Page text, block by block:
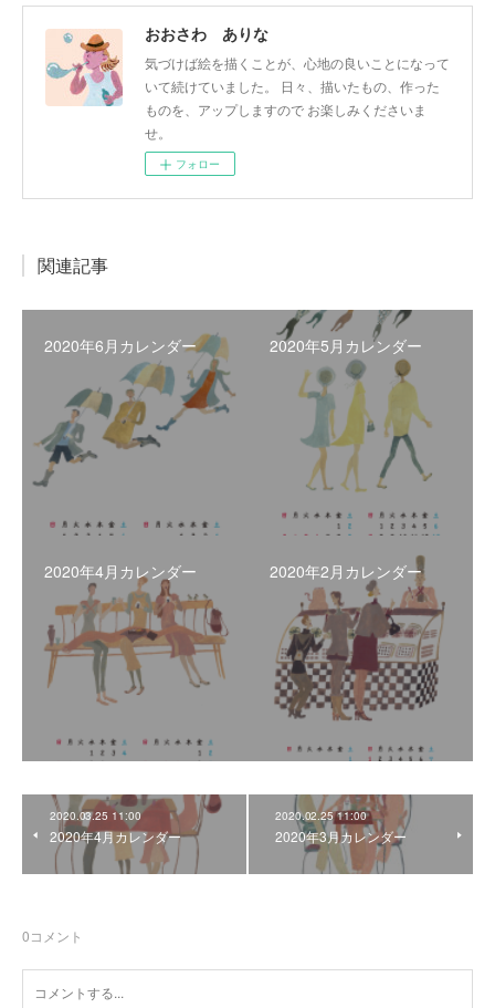
おおさわ ありな
気づけば絵を描くことが、心地の良いことになって
いて続けていました。 日々、描いたもの、作った
ものを、アップしますので お楽しみくださいま
せ。
フォロー
関連記事
2020年6月カレンダー 2020年5月カレンダー
2020年4月カレンダー 2020年2月カレンダー
2020.03.25 11:00
2020年4月カレンダー
2020.02.25 11:00
2020年3月カレンダー
0コメント